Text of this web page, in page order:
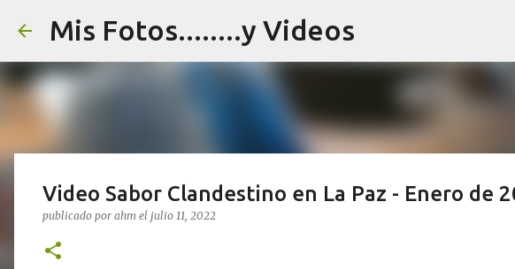
Mis Fotos........y Videos
Video Sabor Clandestino en La Paz - Enero de
publicado por ahm el julio 11, 2022